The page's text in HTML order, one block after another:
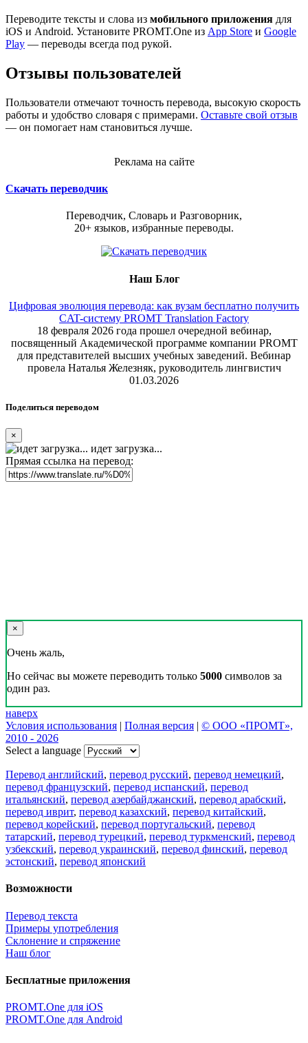
Переводите тексты и слова из мобильного приложения для
iOS и Android. Установите PROMT.One из App Store и Google
Play — переводы всегда под рукой.
Отзывы пользователей
Пользователи отмечают точность перевода, высокую скорость
работы и удобство словаря с примерами. Оставьте свой отзыв
— он помогает нам становиться лучше.
Реклама на сайте
Скачать переводчик
Переводчик, Словарь и Разговорник,
20+ языков, избранные переводы.
Наш Блог
Цифровая эволюция перевода: как вузам бесплатно получить
CAT-систему PROMT Translation Factory
18 февраля 2026 года прошел очередной вебинар,
посвященный Академической программе компании PROMT
для представителей высших учебных заведений. Вебинар
провела Наталья Железняк, руководитель лингвистич
01.03.2026
Поделиться переводом
×
идет загрузка...
Прямая ссылка на перевод:
×
Очень жаль,
Но сейчас вы можете переводить только 5000 символов за
один раз.
наверх
Условия использования | Полная версия | © ООО «ПРОМТ»,
2010 - 2026
Select a language
Перевод английский, перевод русский, перевод немецкий,
перевод французский, перевод испанский, перевод
итальянский, перевод азербайджанский, перевод арабский,
перевод иврит, перевод казахский, перевод китайский,
перевод корейский, перевод португальский, перевод
татарский, перевод турецкий, перевод туркменский, перевод
узбекский, перевод украинский, перевод финский, перевод
эстонский, перевод японский
Возможности
Перевод текста
Примеры употребления
Склонение и спряжение
Наш блог
Бесплатные приложения
PROMT.One для iOS
PROMT.One для Android